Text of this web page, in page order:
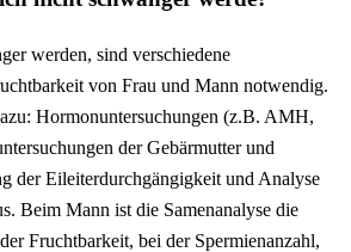
werden, sind verschiedene
von Frau und Mann notwendig.
Hormonuntersuchungen (z.B. AMH,
der Gebärmutter und
der Eileiterdurchgängigkeit und Analyse
Beim Mann ist die Samenanalyse die
Fruchtbarkeit, bei der Spermienanzahl,